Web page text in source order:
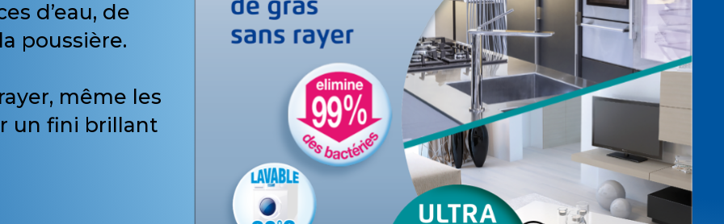
d’eau, de
poussière.
même les
un fini brillant